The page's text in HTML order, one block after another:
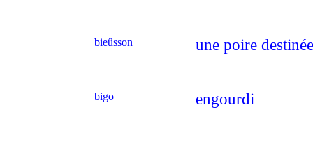
bieûsson une poire
bigo engourdi